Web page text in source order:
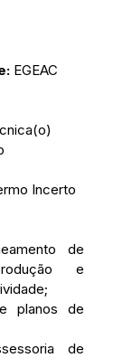
EGEAC
Incerto
de
e
planos de
de